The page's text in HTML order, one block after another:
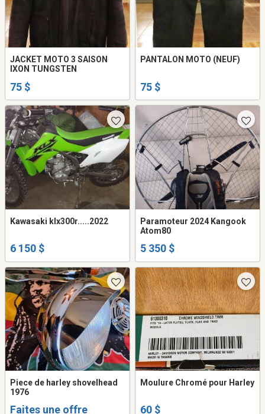
JACKET MOTO 3 SAISON
IXON TUNGSTEN
75 $
PANTALON MOTO (NEUF)
75 $
Kawasaki klx300r.....2022
6 150 $
Paramoteur 2024 Kangook
Atom80
5 350 $
Piece de harley shovelhead
1976
Faites une offre
Moulure Chromé pour Harley
60 $